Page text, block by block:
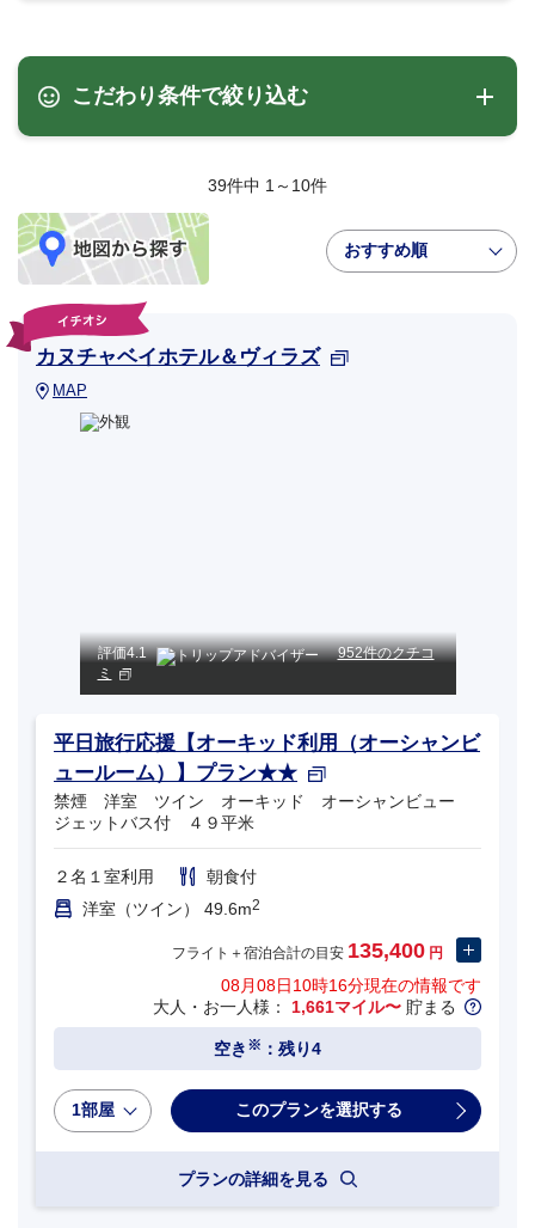
こだわり条件で絞り込む
39件中 1～10件
おすすめ順
カヌチャベイホテル＆ヴィラズ
MAP
評価4.1
952件のクチコ
ミ
平日旅行応援【オーキッド利用（オーシャンビ
ュールーム）】プラン★★
禁煙 洋室 ツイン オーキッド オーシャンビュー
ジェットバス付 ４９平米
２名１室利用
朝食付
洋室（ツイン） 49.6m2
フライト＋宿泊合計の目安 135,400 円
08月08日10時16分現在の情報です
大人・お一人様： 1,661マイル〜 貯まる
空き ※ ：残り4
1部屋
プランの詳細を見る